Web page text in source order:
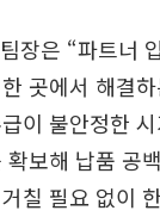
장은 “파트너
곳에서 해결
이 불안정한
확보해 납품 공
칠 필요 없이